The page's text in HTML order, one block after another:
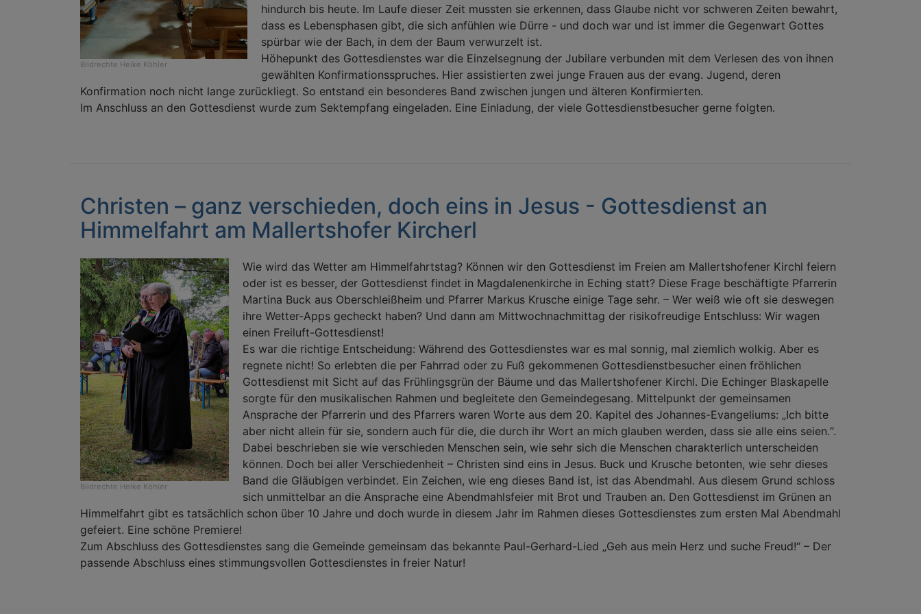
Bildrechte Heike Köhler
hindurch bis heute. Im Laufe dieser Zeit mussten sie erkennen, dass Glaube nicht vor schweren Zeiten bewahrt,
dass es Lebensphasen gibt, die sich anfühlen wie Dürre - und doch war und ist immer die Gegenwart Gottes
spürbar wie der Bach, in dem der Baum verwurzelt ist.
Höhepunkt des Gottesdienstes war die Einzelsegnung der Jubilare verbunden mit dem Verlesen des von ihnen
gewählten Konfirmationsspruches. Hier assistierten zwei junge Frauen aus der evang. Jugend, deren
Konfirmation noch nicht lange zurückliegt. So entstand ein besonderes Band zwischen jungen und älteren Konfirmierten.
Im Anschluss an den Gottesdienst wurde zum Sektempfang eingeladen. Eine Einladung, der viele Gottesdienstbesucher gerne folgten.
Christen – ganz verschieden, doch eins in Jesus - Gottesdienst an
Himmelfahrt am Mallertshofer Kircherl
Bildrechte Heike Köhler
Wie wird das Wetter am Himmelfahrtstag? Können wir den Gottesdienst im Freien am Mallertshofener Kirchl feiern
oder ist es besser, der Gottesdienst findet in Magdalenenkirche in Eching statt? Diese Frage beschäftigte Pfarrerin
Martina Buck aus Oberschleißheim und Pfarrer Markus Krusche einige Tage sehr. – Wer weiß wie oft sie deswegen
ihre Wetter-Apps gecheckt haben? Und dann am Mittwochnachmittag der risikofreudige Entschluss: Wir wagen
einen Freiluft-Gottesdienst!
Es war die richtige Entscheidung: Während des Gottesdienstes war es mal sonnig, mal ziemlich wolkig. Aber es
regnete nicht! So erlebten die per Fahrrad oder zu Fuß gekommenen Gottesdienstbesucher einen fröhlichen
Gottesdienst mit Sicht auf das Frühlingsgrün der Bäume und das Mallertshofener Kirchl. Die Echinger Blaskapelle
sorgte für den musikalischen Rahmen und begleitete den Gemeindegesang. Mittelpunkt der gemeinsamen
Ansprache der Pfarrerin und des Pfarrers waren Worte aus dem 20. Kapitel des Johannes-Evangeliums: „Ich bitte
aber nicht allein für sie, sondern auch für die, die durch ihr Wort an mich glauben werden, dass sie alle eins seien.“.
Dabei beschrieben sie wie verschieden Menschen sein, wie sehr sich die Menschen charakterlich unterscheiden
können. Doch bei aller Verschiedenheit – Christen sind eins in Jesus. Buck und Krusche betonten, wie sehr dieses
Band die Gläubigen verbindet. Ein Zeichen, wie eng dieses Band ist, ist das Abendmahl. Aus diesem Grund schloss
sich unmittelbar an die Ansprache eine Abendmahlsfeier mit Brot und Trauben an. Den Gottesdienst im Grünen an
Himmelfahrt gibt es tatsächlich schon über 10 Jahre und doch wurde in diesem Jahr im Rahmen dieses Gottesdienstes zum ersten Mal Abendmahl
gefeiert. Eine schöne Premiere!
Zum Abschluss des Gottesdienstes sang die Gemeinde gemeinsam das bekannte Paul-Gerhard-Lied „Geh aus mein Herz und suche Freud!“ – Der
passende Abschluss eines stimmungsvollen Gottesdienstes in freier Natur!